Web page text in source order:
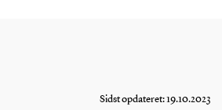
Sidst opdateret: 19.10.2023